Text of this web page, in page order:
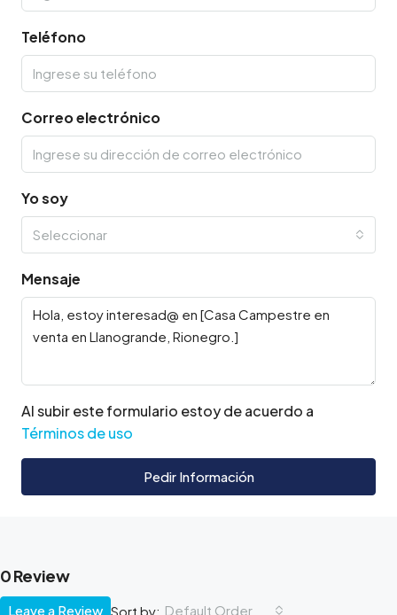
Teléfono
Correo electrónico
Yo soy
Seleccionar
Mensaje
Al subir este formulario estoy de acuerdo a
Términos de uso
Pedir Información
0 Review
Sort by: Default Order
Leave a Review